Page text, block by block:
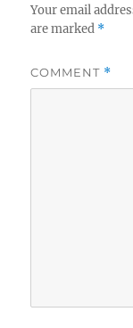
Your email
are marked *
COMMENT *